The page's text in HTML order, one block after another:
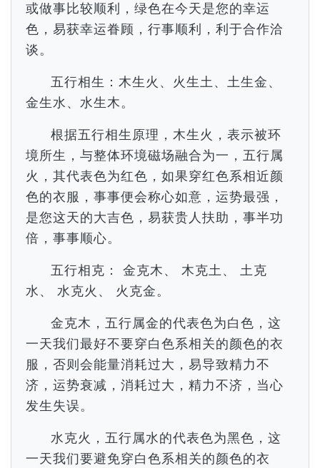
或做事比较顺利，绿色在今天是您的幸运
色，易获幸运眷顾，行事顺利，利于合作洽
谈。
五行相生：木生火、火生土、土生金、
金生水、水生木。
根据五行相生原理，木生火，表示被环
境所生，与整体环境磁场融合为一，五行属
火，其代表色为红色，如果穿红色系相近颜
色的衣服，事事便会称心如意，运势最强，
是您这天的大吉色，易获贵人扶助，事半功
倍，事事顺心。
五行相克： 金克木、 木克土、 土克
水、 水克火、 火克金。
金克木，五行属金的代表色为白色，这
一天我们最好不要穿白色系相关的颜色的衣
服，否则会能量消耗过大，易导致精力不
济，运势衰减，消耗过大，精力不济，当心
发生失误。
水克火，五行属水的代表色为黑色，这
一天我们要避免穿白色系相关的颜色的衣